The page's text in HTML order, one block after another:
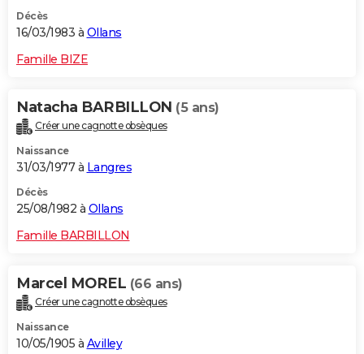
Décès
16/03/1983 à Ollans
Famille BIZE
Natacha BARBILLON (5 ans)
Créer une cagnotte obsèques
Naissance
31/03/1977 à Langres
Décès
25/08/1982 à Ollans
Famille BARBILLON
Marcel MOREL (66 ans)
Créer une cagnotte obsèques
Naissance
10/05/1905 à Avilley